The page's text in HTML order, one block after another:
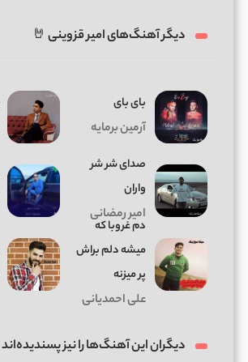
دیگر آهنگ‌های امیر قزوینی 🤘
بای بای
آرمین برمایه
صدای شر شر
واران
امیر رمضانی
دم غروبا که
میشه دلم براش
پر میزنه
علی احمدیانی
دیگران این آهنگ‌ها را نیز